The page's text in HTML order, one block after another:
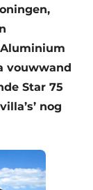
vouwwand
Star 75
nog